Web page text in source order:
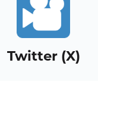
Twitter (X)